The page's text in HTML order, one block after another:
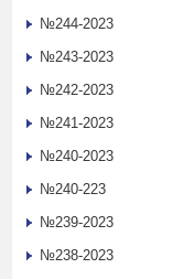
№244-2023
№243-2023
№242-2023
№241-2023
№240-2023
№240-223
№239-2023
№238-2023